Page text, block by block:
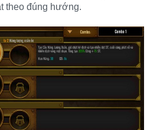
theo đúng hướng.